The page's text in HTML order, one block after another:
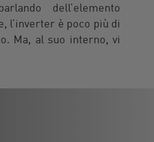
dell’elemento
l’inverter è poco più di
Ma, al suo interno, vi